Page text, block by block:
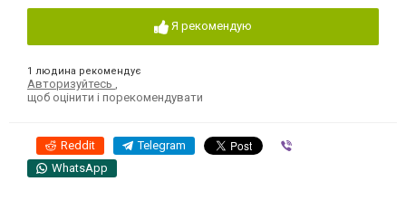
Я рекомендую
1 людина рекомендує
Авторизуйтесь
щоб оцінити і порекомендувати
Reddit Telegram
WhatsApp